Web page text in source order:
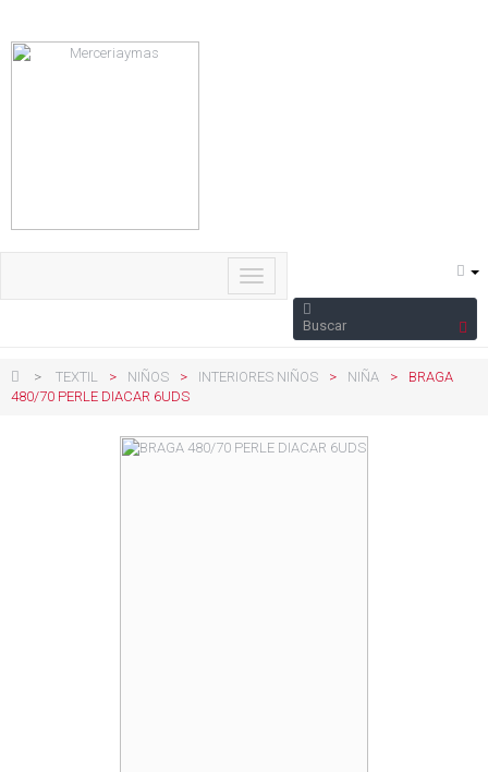
Navegación
Toggle
> TEXTIL > NIÑOS > INTERIORES NIÑOS > NIÑA >
BRAGA
480/70 PERLE DIACAR 6UDS